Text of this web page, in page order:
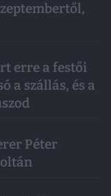
erre a festői
a szállás, és a
Péter